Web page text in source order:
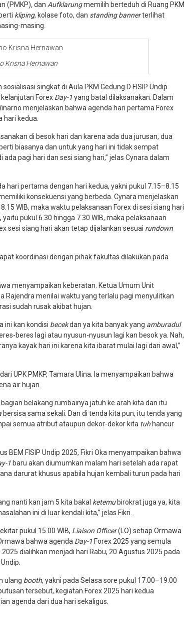
(PMKP),dan Aufklarungmemilih berteduh di Ruang PKM
kliping, kolase foto, dan standing bannerterlihat
masing.
Krisna Hernawan
singkat di Aula PKM Gedung D FISIP Undip
Forex Day-1yang batal dilaksanakan. Dalam
menjelaskan bahwa agenda hari pertama Forex
hari kedua.
di besok hari dan karena ada dua jurusan, dua
biasanya dan untuk yang hari ini tidak sempat
pagi hari dan sesi siang hari,” jelas Cynara dalam
hari pertama dengan hari kedua, yakni pukul 7.15–8.15
konsekuensi yang berbeda. Cynara menjelaskan
WIB, maka waktu pelaksanaan Forex di sesi siang hari
pukul 6.30 hingga 7.30 WIB, maka pelaksanaan
sesi siang hari akan tetap dijalankan sesuai rundown
koordinasi dengan pihak fakultas dilakukan pada
menyampaikan keberatan. Ketua Umum Unit
Rajendra menilai waktu yang terlalu pagi menyulitkan
sudah rusak akibat hujan.
ini kan kondisi becekdan ya kita banyak yang amburadul
beres lagi atau nyusun-nyusun lagi kan besok ya. Nah,
kayak hari ini karena kita ibarat mulai lagi dari awal,”
UPK PMKP, Tamara Ulina. Ia menyampaikan bahwa
air hujan.
belakang rumbainya jatuh ke arah kita dan itu
bersisa sama sekali. Dan di tenda kita pun, itu tenda yang
semua atribut ataupun dekor-dekor kita tuh hancur
BEM FISIP Undip 2025, Fikri Oka menyampaikan bahwa
1 baru akan diumumkan malam hari setelah ada rapat
darurat khusus apabila hujan kembali turun pada hari
nanti kan jam 5 kita bakal ketemubirokrat juga ya, kita
ini di luar kendali kita,” jelas Fikri.
pukul 15.00 WIB, Liaison Officer(LO) setiap Ormawa
bahwa agenda Day-1 Forex 2025 yang semula
dialihkan menjadi hari Rabu, 20 Agustus 2025 pada
ulang booth, yakni pada Selasa sore pukul 17.00–19.00
tersebut, kegiatan Forex 2025 hari kedua
agenda dari dua hari sekaligus.